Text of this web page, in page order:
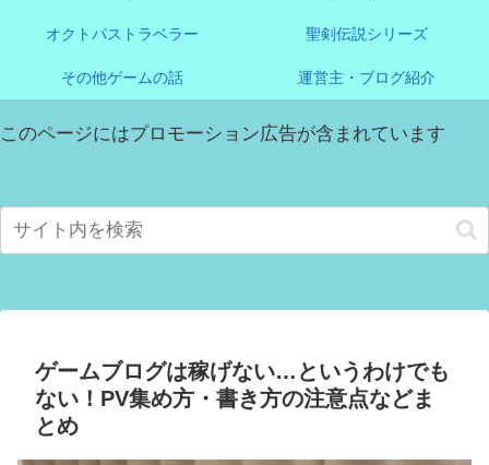
オクトパストラベラー 聖剣伝説シリーズ
その他ゲームの話 運営主・ブログ紹介
このページにはプロモーション広告が含まれています
ゲームブログは稼げない…というわけでも
ない！PV集め方・書き方の注意点などま
とめ